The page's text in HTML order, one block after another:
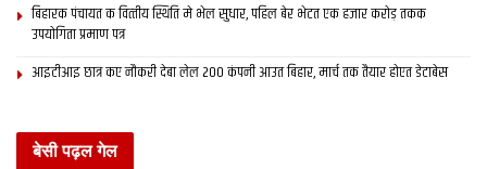
बिहारक पंचायत क वित्‍तीय स्थिति मे भेल सुधार, पहिल बेर भेटत एक हजार करोड़ तकक
उपयोगिता प्रमाण पत्र
आइटीआइ छात्र कए नौकरी देबा लेल 200 कंपनी आउत बिहार, मार्च तक तैयार होएत डेटाबेस
बेसी पढ़ल गेल